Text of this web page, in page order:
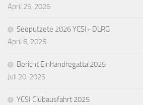
April 25, 2026
Seeputzete 2026 YCSI+ DLRG
April 6, 2026
Bericht Einhandregatta 2025
Juli 20, 2025
YCSI Clubausfahrt 2025